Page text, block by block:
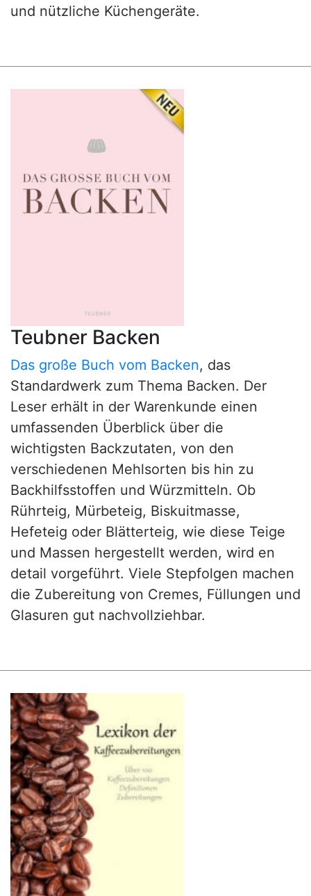
und nützliche Küchengeräte.
Teubner Backen
Das große Buch vom Backen, das
Standardwerk zum Thema Backen. Der
Leser erhält in der Warenkunde einen
umfassenden Überblick über die
wichtigsten Backzutaten, von den
verschiedenen Mehlsorten bis hin zu
Backhilfsstoffen und Würzmitteln. Ob
Rührteig, Mürbeteig, Biskuitmasse,
Hefeteig oder Blätterteig, wie diese Teige
und Massen hergestellt werden, wird en
detail vorgeführt. Viele Stepfolgen machen
die Zubereitung von Cremes, Füllungen und
Glasuren gut nachvollziehbar.